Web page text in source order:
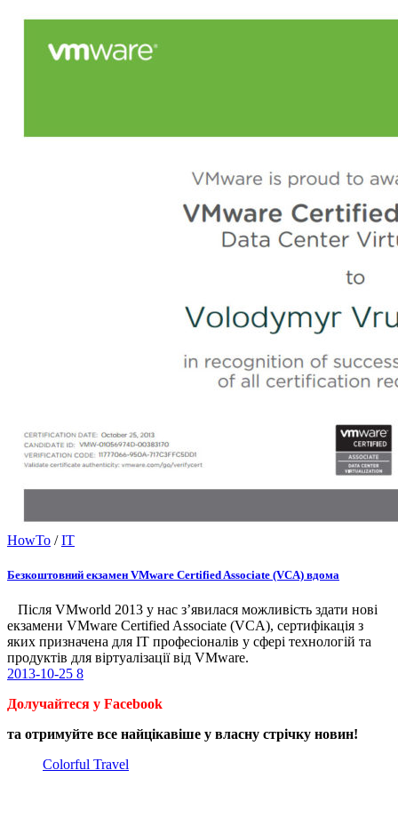
HowTo /IT
Безкоштовний екзамен VMware Certified Associate (VCA) вдома
Після VMworld 2013 у нас з’явилася можливість здати нові
екзамени VMware Certified Associate (VCA), сертифікація з
яких призначена для ІТ професіоналів у сфері технологій та
продуктів для віртуалізації від VMware.
2013-10-25 8
Долучайтеся у Facebook
та отримуйте все найцікавіше у власну стрічку новин!
Colorful Travel